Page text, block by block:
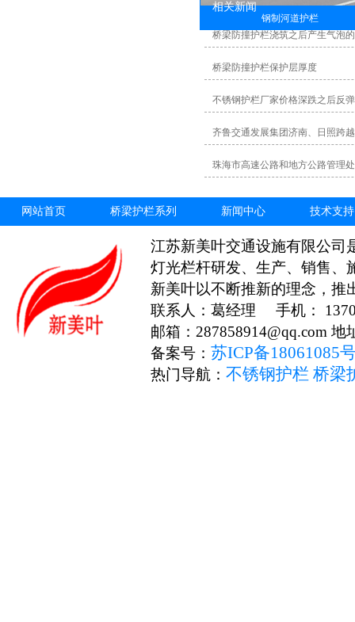
钢制河道护栏
相关新闻
桥梁防撞护栏浇筑之后产生气泡
桥梁防撞护栏保护层厚度
不锈钢护栏厂家价格深跌之后反
齐鲁交通发展集团济南、日照跨
珠海市高速公路和地方公路管理
网站首页 桥梁护栏系列 新闻中心 技术支持
江苏新美叶交通设施有限公司
灯光栏杆研发、生产、销售、
新美叶以不断推新的理念，推
联系人：葛经理 手机：
邮箱：287858914@qq.com
备案号： 苏ICP备18061085
热门导航： 不锈钢护栏 桥梁